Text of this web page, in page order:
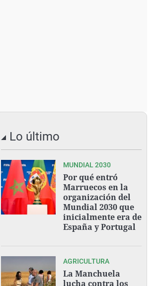
Lo último
MUNDIAL 2030
Por qué entró
Marruecos en la
organización del
Mundial 2030 que
inicialmente era de
España y Portugal
AGRICULTURA
La Manchuela
lucha contra los